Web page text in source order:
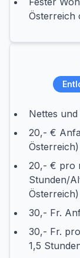
Österreich
Nettes und
20,- €
Österreich)
20,- € pro
Stunden/
Österreich)
30,- Fr.
30,- Fr.
1,5